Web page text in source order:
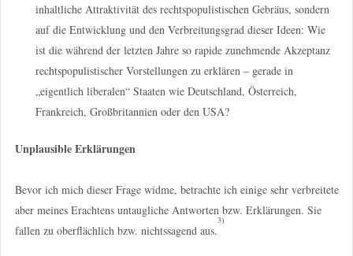
inhaltliche Attraktivität des rechtspopulistischen Gebräus, sondern
auf die Entwicklung und den Verbreitungsgrad dieser Ideen: Wie
ist die während der letzten Jahre so rapide zunehmende Akzeptanz
rechtspopulistischer Vorstellungen zu erklären – gerade in
„eigentlich liberalen“ Staaten wie Deutschland, Österreich,
Frankreich, Großbritannien oder den USA?
Unplausible Erklärungen
Bevor ich mich dieser Frage widme, betrachte ich einige sehr verbreitete
aber meines Erachtens untaugliche Antworten bzw. Erklärungen. Sie
fallen zu oberflächlich bzw. nichtssagend aus.
3)